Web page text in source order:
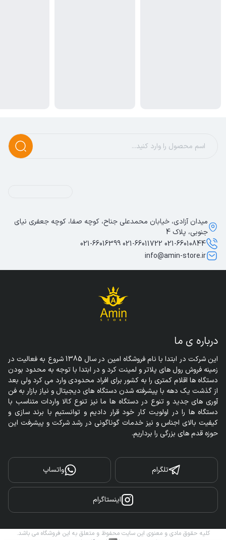
درباره ی ما
حوزه قدم های بزرگی را برداریم.
تلگرام واتساپ
اینستاگرام
میدان آزادی، خیابان محمدعلی جناح، کوچه صفا، کوچه جعفری نیای
جنوبی، پلاک 4
021-66010844 021-66011722 021-66016399
info@amin-store.ir
کلیه حقوق مادی و معنوی این سایت محفوظ و متعلق به این فروشگاه می باشد.